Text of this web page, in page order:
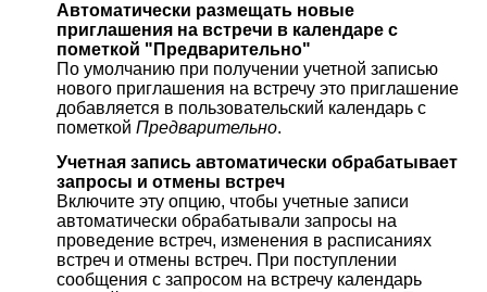
Автоматически размещать новые
приглашения на встречи в календаре с
пометкой "Предварительно"
По умолчанию при получении учетной записью
нового приглашения на встречу это приглашение
добавляется в пользовательский календарь с
пометкой Предварительно.
Учетная запись автоматически обрабатывает
запросы и отмены встреч
Включите эту опцию, чтобы учетные записи
автоматически обрабатывали запросы на
проведение встреч, изменения в расписаниях
встреч и отмены встреч. При поступлении
сообщения с запросом на встречу календарь